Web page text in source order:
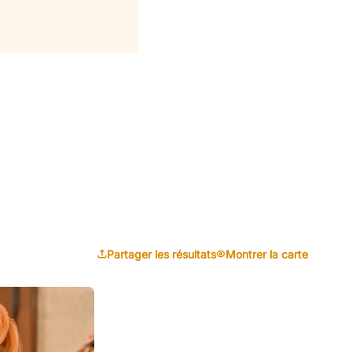
Partager les résultats Montrer la carte